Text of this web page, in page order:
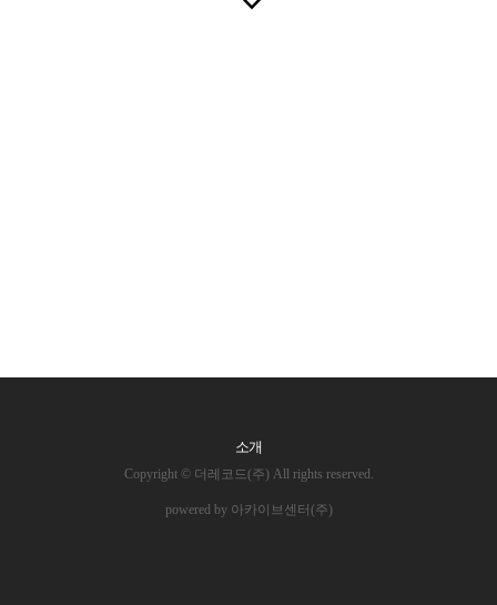
소개
Copyright © 더레코드(주) All rights reserved.
powered by 아카이브센터(주)